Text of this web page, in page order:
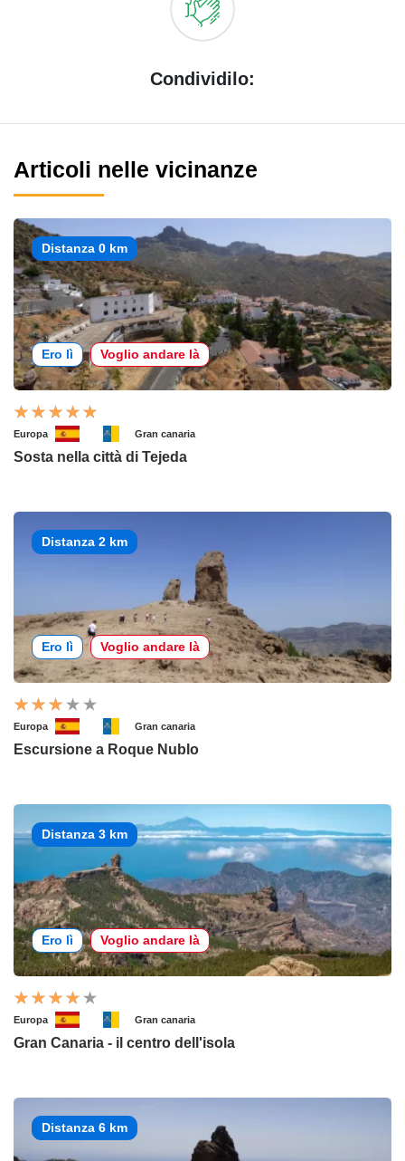
Condividilo:
Articoli nelle vicinanze
Distanza 0 km
Ero lì Voglio andare là
Europa Gran canaria
Sosta nella città di Tejeda
Distanza 2 km
Ero lì Voglio andare là
Europa Gran canaria
Escursione a Roque Nublo
Distanza 3 km
Ero lì Voglio andare là
Europa Gran canaria
Gran Canaria - il centro dell'isola
Distanza 6 km